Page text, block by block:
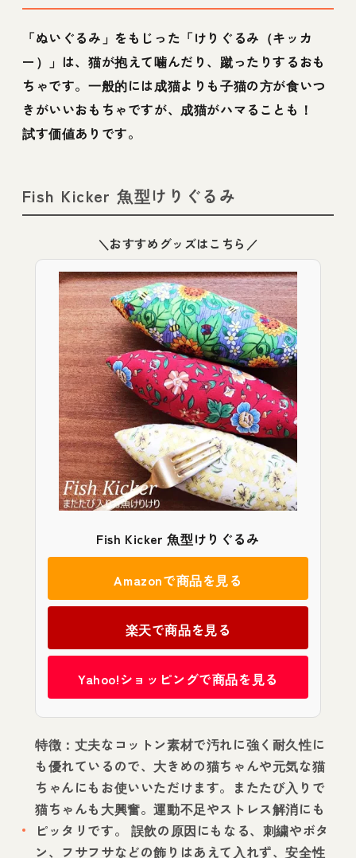
「ぬいぐるみ」をもじった「けりぐるみ（キッカ
ー）」は、猫が抱えて噛んだり、蹴ったりするおも
ちゃです。一般的には成猫よりも子猫の方が食いつ
きがいいおもちゃですが、成猫がハマることも！
試す価値ありです。
Fish Kicker 魚型けりぐるみ
＼おすすめグッズはこちら／
Fish Kicker 魚型けりぐるみ
Amazonで商品を見る
楽天で商品を見る
Yahoo!ショッピングで商品を見る
特徴：丈夫なコットン素材で汚れに強く耐久性に
も優れているので、大きめの猫ちゃんや元気な猫
ちゃんにもお使いいただけます。またたび入りで
猫ちゃんも大興奮。運動不足やストレス解消にも
ピッタリです。 誤飲の原因にもなる、刺繍やボタ
ン、フサフサなどの飾りはあえて入れず、安全性